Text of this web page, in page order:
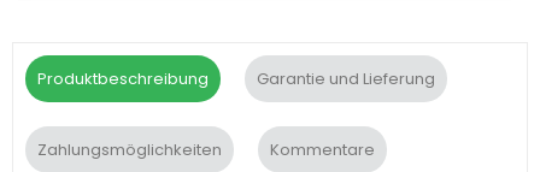
Produktbeschreibung Garantie und Lieferung
Zahlungsmöglichkeiten Kommentare